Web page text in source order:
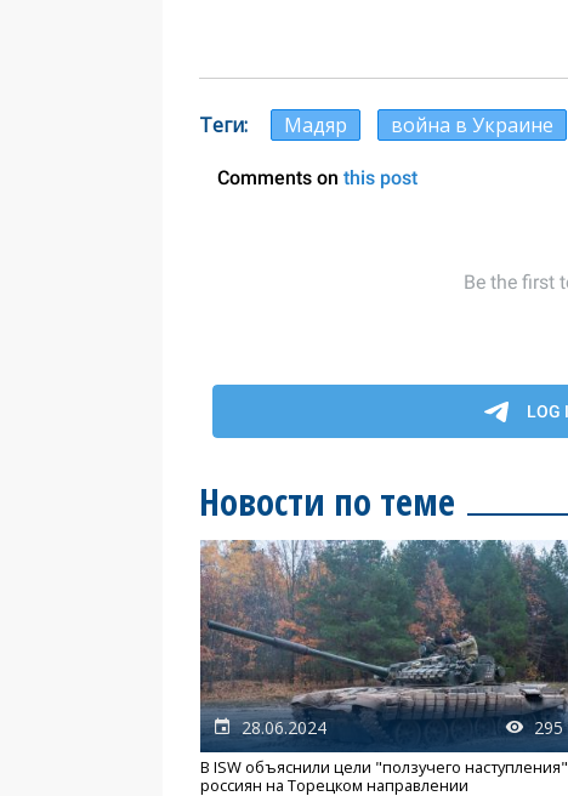
Теги Мадяр война в Украине
Новости по теме
28.06.2024 295
В ISW объяснили цели "ползучего наступления"
россиян на Торецком направлении